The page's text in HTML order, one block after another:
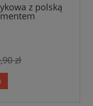
z polską
zł